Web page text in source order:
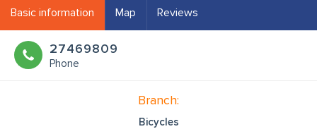
Basic information Map Reviews
27469809
Phone
Branch:
Bicycles